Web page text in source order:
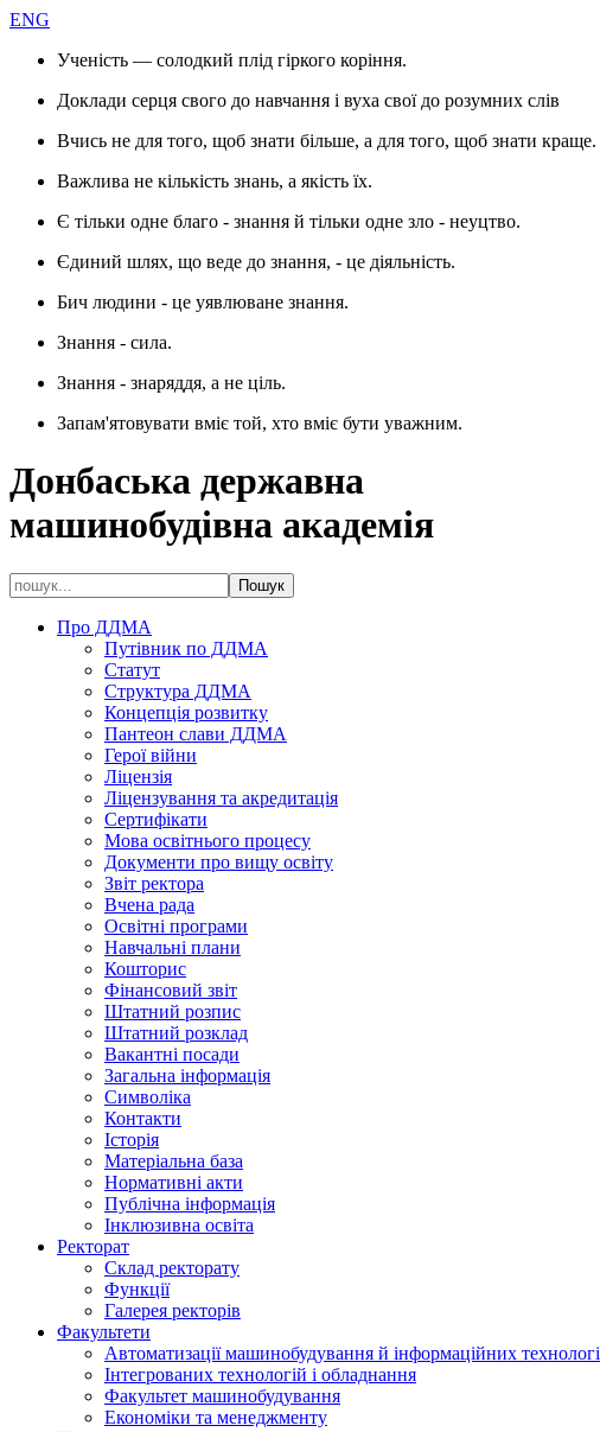
ENG
Ученість — солодкий плід гіркого коріння.
Доклади серця свого до навчання і вуха свої до розумних слів
Вчись не для того, щоб знати більше, а для того, щоб знати краще.
Важлива не кількість знань, а якість їх.
Є тільки одне благо - знання й тільки одне зло - неуцтво.
Єдиний шлях, що веде до знання, - це діяльність.
Бич людини - це уявлюване знання.
Знання - сила.
Знання - знаряддя, а не ціль.
Запам'ятовувати вміє той, хто вміє бути уважним.
Донбаська державна
машинобудівна академія
Про ДДМА
Путівник по ДДМА
Статут
Структура ДДМА
Концепція розвитку
Пантеон слави ДДМА
Герої війни
Ліцензія
Ліцензування та акредитація
Сертифікати
Мова освітнього процесу
Документи про вищу освіту
Звіт ректора
Вчена рада
Освітні програми
Навчальні плани
Кошторис
Фінансовий звіт
Штатний розпис
Штатний розклад
Вакантні посади
Загальна інформація
Символіка
Контакти
Історія
Матеріальна база
Нормативні акти
Публічна інформація
Інклюзивна освіта
Ректорат
Склад ректорату
Функції
Галерея ректорів
Факультети
Автоматизації машинобудування й інформаційних
Інтегрованих технологій і обладнання
Факультет машинобудування
Економіки та менеджменту